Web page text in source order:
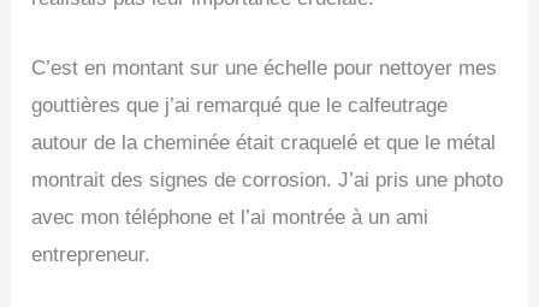
C’est en montant sur une échelle pour nettoyer mes
gouttières que j’ai remarqué que le calfeutrage
autour de la cheminée était craquelé et que le métal
montrait des signes de corrosion. J’ai pris une photo
avec mon téléphone et l’ai montrée à un ami
entrepreneur.